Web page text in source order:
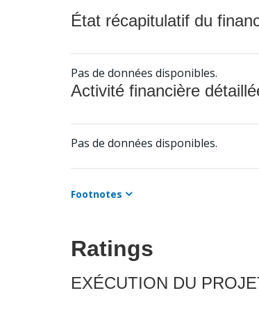
État récapitulatif du
Pas de données disponibles.
Activité financière
Pas de données disponibles.
Footnotes
Ratings
EXÉCUTION DU